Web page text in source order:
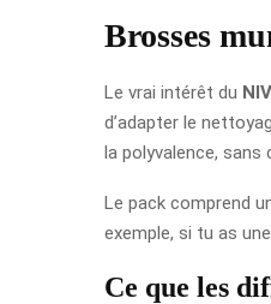
Brosses
Le vrai intérêt du
d’adapter le
la polyvalence, sans
Le pack comprend
exemple, si tu as
Ce que les